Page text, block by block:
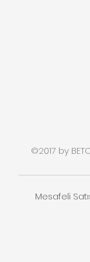
©2017 by
Mesafeli